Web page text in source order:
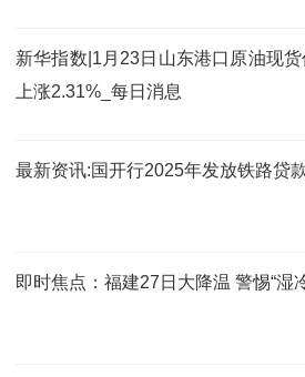
新华指数|1月23日山东港口原油现
上涨2.31%_每日消息
最新资讯:国开行2025年发放铁路贷
即时焦点：福建27日大降温 警惕“湿